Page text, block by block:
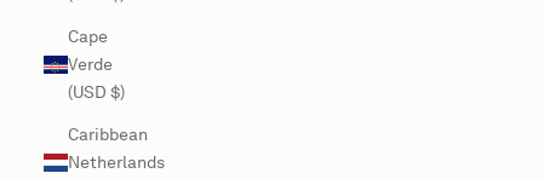
Cape
Verde
(USD $)
Caribbean
Netherlands